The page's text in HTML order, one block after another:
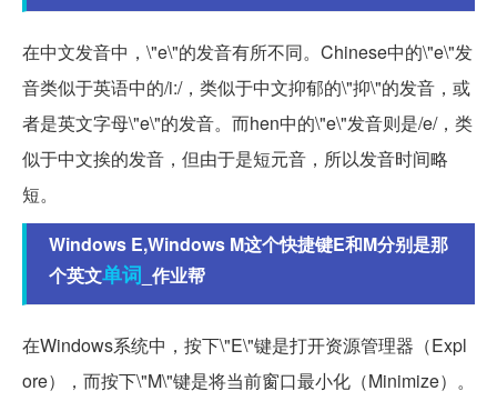
在中文发音中，\"e\"的发音有所不同。Chinese中的\"e\"发
音类似于英语中的/i:/，类似于中文抑郁的\"抑\"的发音，或
者是英文字母\"e\"的发音。而hen中的\"e\"发音则是/e/，类
似于中文挨的发音，但由于是短元音，所以发音时间略
短。
Windows E,Windows M这个快捷键E和M分别是那
个英文单词 _作业帮
在Windows系统中，按下\"E\"键是打开资源管理器（Expl
ore），而按下\"M\"键是将当前窗口最小化（Minimize）。